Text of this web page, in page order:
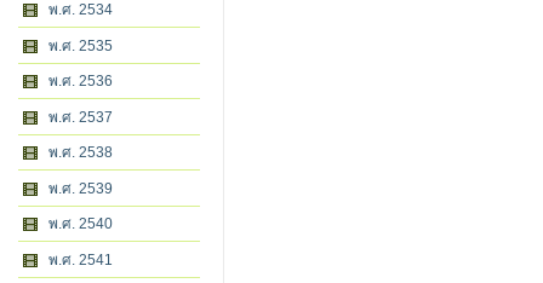
พ.ศ. 2534
พ.ศ. 2535
พ.ศ. 2536
พ.ศ. 2537
พ.ศ. 2538
พ.ศ. 2539
พ.ศ. 2540
พ.ศ. 2541